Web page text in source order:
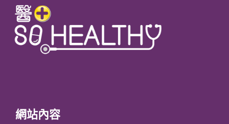
網站內容